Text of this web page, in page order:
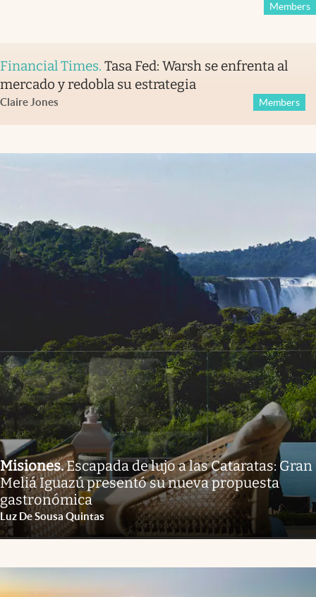
Members
Financial Times. Tasa Fed: Warsh se enfrenta al
mercado y redobla su estrategia
Claire Jones Members
Misiones.Escapada de lujo a las Cataratas: Gran
Meliá Iguazú presentó su nueva propuesta
gastronómica
Luz De Sousa Quintas